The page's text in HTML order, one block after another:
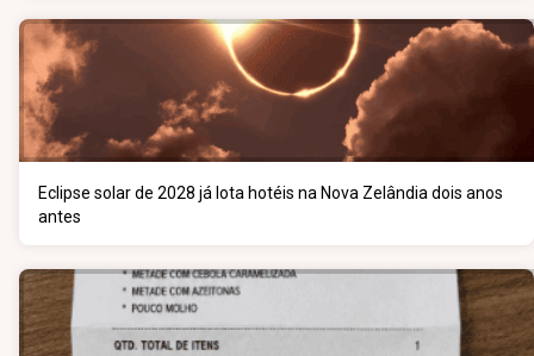
Eclipse solar de 2028 já lota hotéis na Nova Zelândia dois anos
antes